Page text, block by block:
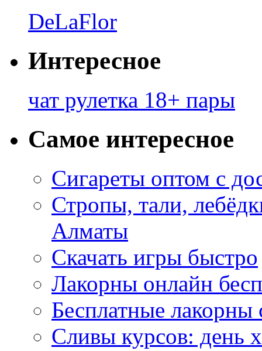
DeLaFlor
Интересное
чат рулетка 18+ пары
Самое интересное
Сигареты оптом с
Стропы, тали,
Алматы
Скачать игры быстро
Лакорны онлайн
Бесплатные лакорны
Сливы курсов: день